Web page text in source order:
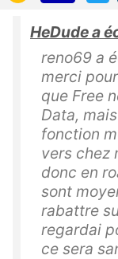
HeDude a
reno69 a
merci
que Free
Data,
fonction
vers chez
donc en
sont
rabattre
regardai
ce sera